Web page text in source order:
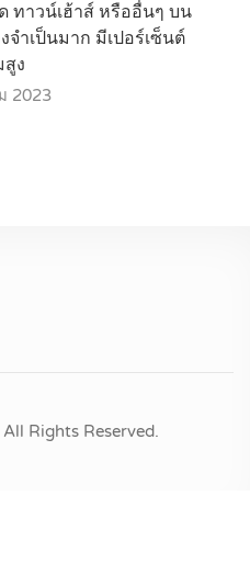
ทาวน์เฮ้าส์ หรืออื่นๆ บน
งจำเป็นมาก มีเปอร์เซ็นต์
สูง
2023
Rights Reserved.